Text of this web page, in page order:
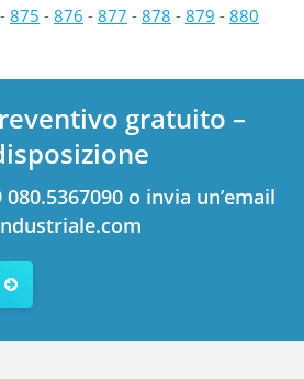
- 875 - 876 - 877 - 878 - 879 - 880
gratuito –
o invia un’email